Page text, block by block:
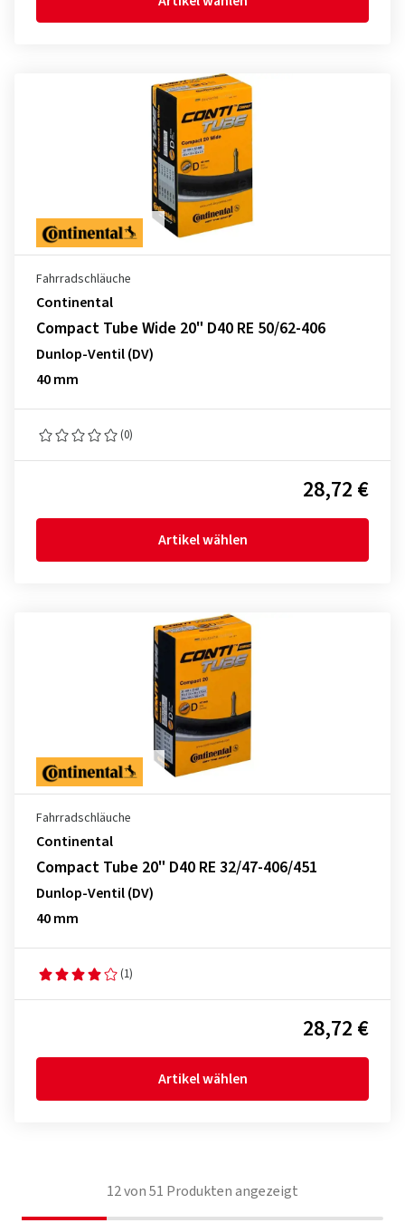
Fahrradschläuche
Continental
Compact Tube Wide 20" D40 RE 50/62-406
Dunlop-Ventil (DV)
40 mm
(0)
28,72 €
Artikel wählen
Fahrradschläuche
Continental
Compact Tube 20" D40 RE 32/47-406/451
Dunlop-Ventil (DV)
40 mm
(1)
28,72 €
Artikel wählen
12von51 Produkten angezeigt